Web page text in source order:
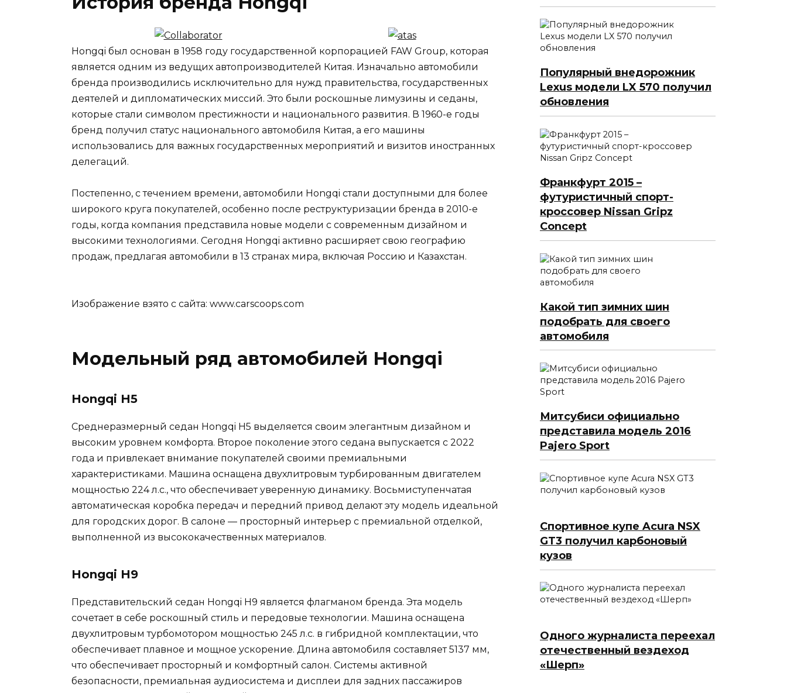
Hongqi был основан в 1958 году государственной корпорацией FAW Group, которая
является одним из ведущих автопроизводителей Китая. Изначально автомобили
бренда производились исключительно для нужд правительства, государственных
деятелей и дипломатических миссий. Это были роскошные лимузины и седаны,
которые стали символом престижности и национального развития. В 1960-е годы
бренд получил статус национального автомобиля Китая, а его машины
использовались для важных государственных мероприятий и визитов иностранных
делегаций.
Постепенно, с течением времени, автомобили Hongqi стали доступными для более
широкого круга покупателей, особенно после реструктуризации бренда в 2010-е
годы, когда компания представила новые модели с современным дизайном и
высокими технологиями. Сегодня Hongqi активно расширяет свою географию
продаж, предлагая автомобили в 13 странах мира, включая Россию и Казахстан.
Изображение взято с сайта: www.carscoops.com
Модельный ряд автомобилей Hongqi
Hongqi H5
Среднеразмерный седан Hongqi H5 выделяется своим элегантным дизайном и
высоким уровнем комфорта. Второе поколение этого седана выпускается с 2022
года и привлекает внимание покупателей своими премиальными
характеристиками. Машина оснащена двухлитровым турбированным двигателем
мощностью 224 л.с., что обеспечивает уверенную динамику. Восьмиступенчатая
автоматическая коробка передач и передний привод делают эту модель идеальной
для городских дорог. В салоне — просторный интерьер с премиальной отделкой,
выполненной из высококачественных материалов.
Hongqi H9
Представительский седан Hongqi H9 является флагманом бренда. Эта модель
сочетает в себе роскошный стиль и передовые технологии. Машина оснащена
двухлитровым турбомотором мощностью 245 л.с. в гибридной комплектации, что
обеспечивает плавное и мощное ускорение. Длина автомобиля составляет 5137 мм,
что обеспечивает просторный и комфортный салон. Системы активной
безопасности, премиальная аудиосистема и дисплеи для задних пассажиров
Популярный внедорожник
Lexus модели LX 570 получил
обновления
Франкфурт 2015 –
футуристичный спорт-
кроссовер Nissan Gripz
Concept
Какой тип зимних шин
подобрать для своего
автомобиля
Митсубиси официально
представила модель 2016
Pajero Sport
Спортивное купе Acura NSX
GT3 получил карбоновый
кузов
Одного журналиста переехал
отечественный вездеход
«Шерп»